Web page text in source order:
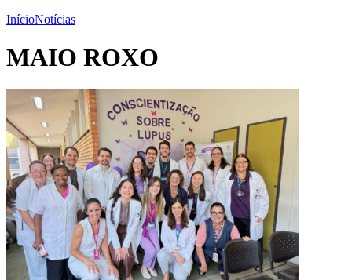
InícioNotícias
MAIO ROXO